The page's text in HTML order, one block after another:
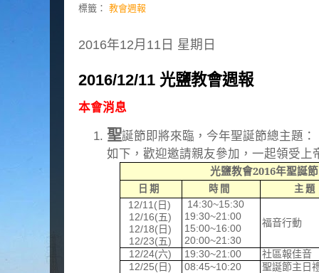
標籤： 教會週報
2016年12月11日 星期日
2016/12/11 光鹽教會週報
本會消息
聖誕節即將來臨，今年聖誕節總主題
如下，歡迎邀請親友參加，一起領受上
光鹽教會2016年聖誕
日 期 時 間 主題
12/11 (日)
12/16(五)
12/18(日)
12/23(五)
14:30~15:30
19:30~21:00
15:00~16:00
20:00~21:30
福音行動
12/24(六) 19:30~21:00
社區報佳音
12/25(日) 08:45~10:20 聖誕節主日